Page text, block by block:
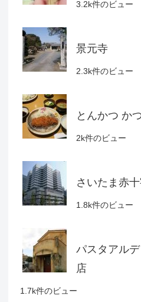
3.2k件のビュー
景元寺
2.3k件のビュー
とんかつ か
2k件のビュー
さいたま赤
1.8k件のビュー
パスタアル
店
1.7k件のビュー